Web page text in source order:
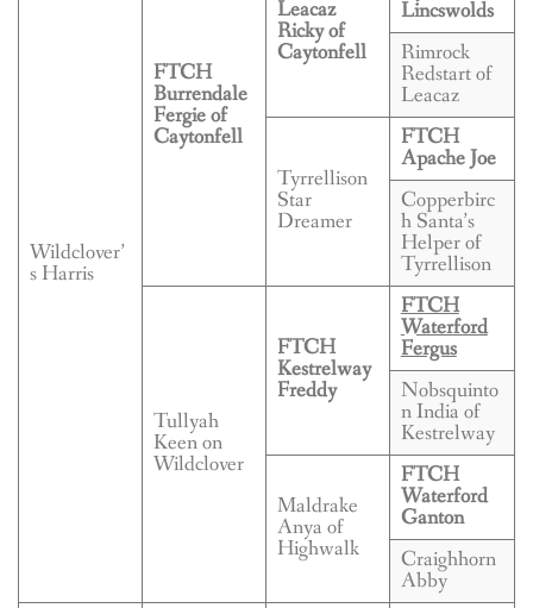
Wildclover’
s Harris
FTCH
Burrendale
Fergie of
Caytonfell
Leacaz
Ricky of
Caytonfell
Lincswolds
Rimrock
Redstart of
Leacaz
Tyrrellison
Star
Dreamer
FTCH
Apache Joe
Copperbirc
h Santa’s
Helper of
Tyrrellison
Tullyah
Keen on
Wildclover
FTCH
Kestrelway
Freddy
FTCH
Waterford
Fergus
Nobsquinto
n India of
Kestrelway
Maldrake
Anya of
Highwalk
FTCH
Waterford
Ganton
Craighhorn
Abby